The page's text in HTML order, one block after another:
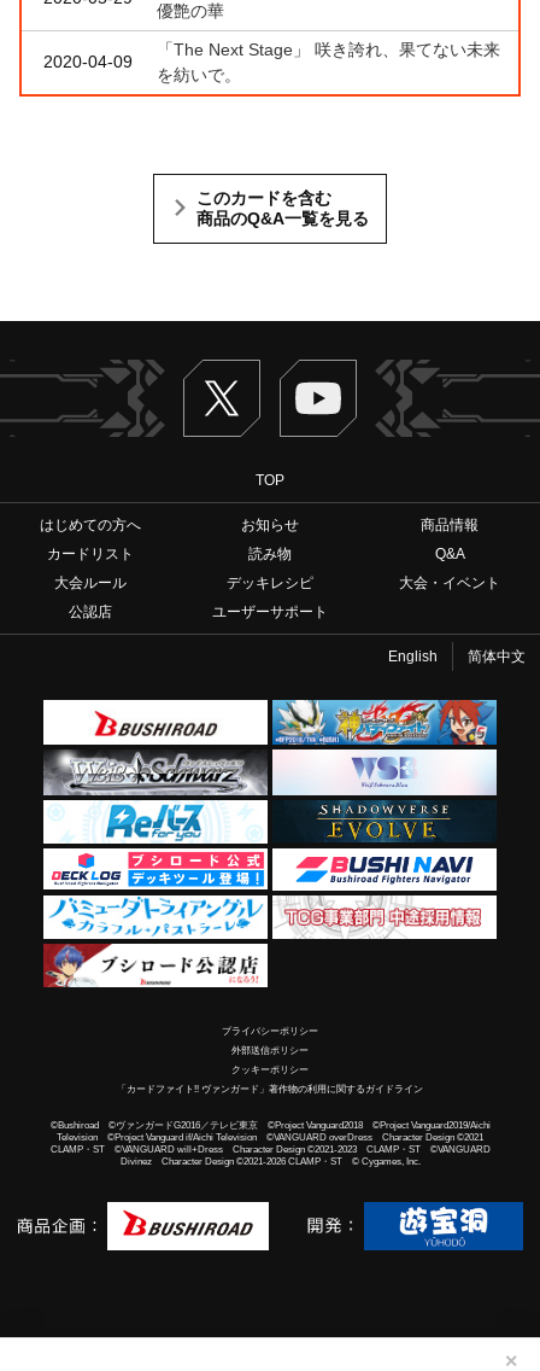
✕
優艶の華
2020-04-09
「The Next Stage」 咲き誇れ、果てない未来
を紡いで。
このカードを含む
商品のQ&A一覧を見る
Twitter ヴァンガードch
TOP
はじめての方へ お知らせ
商品情報
カードリスト
読み物
Q&A
大会ルール
デッキレシピ
大会・イベント
公認店
ユーザーサポート
English 简体中文
プライバシーポリシー
外部送信ポリシー
クッキーポリシー
「カードファイト!! ヴァンガード」著作物の利用に関するガイドライン
©Bushiroad ©ヴァンガードG2016／テレビ東京 ©Project Vanguard2018 ©Project Vanguard2019/Aichi
Television ©Project Vanguard if/Aichi Television ©VANGUARD overDress Character Design ©2021
CLAMP・ST ©VANGUARD will+Dress Character Design ©2021-2023 CLAMP・ST ©VANGUARD
Divinez Character Design ©2021-2026 CLAMP・ST © Cygames, Inc.